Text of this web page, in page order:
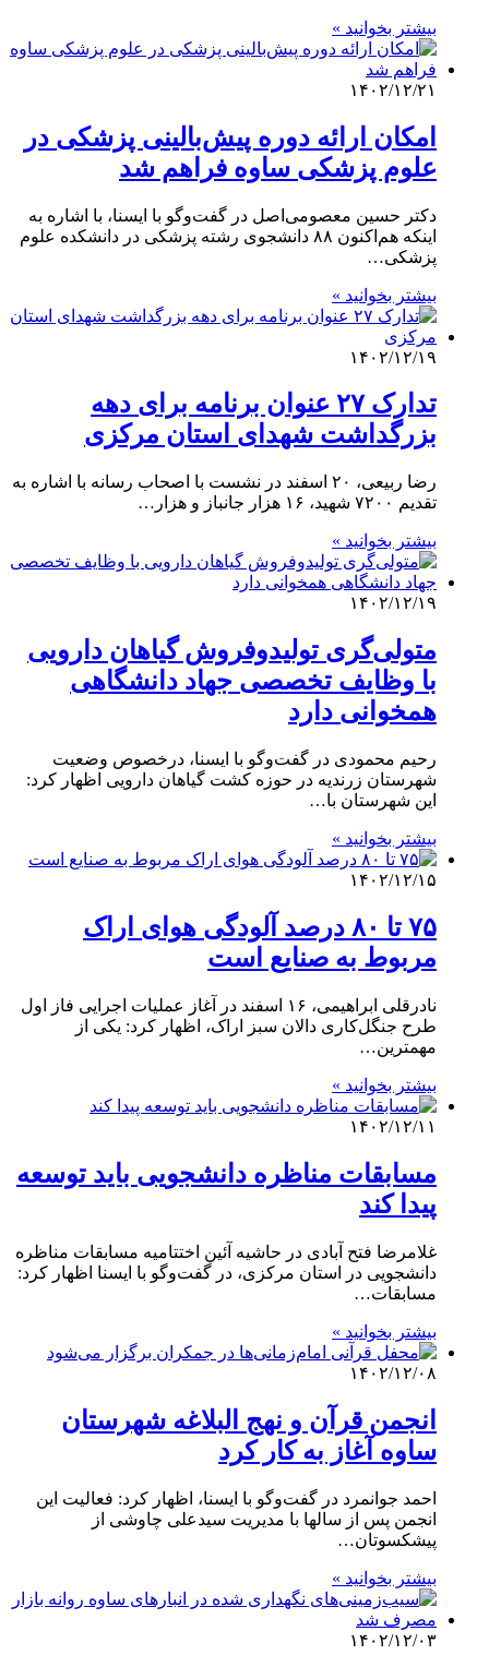
بیشتر بخوانید »
۱۴۰۲/۱۲/۲۱
امکان ارائه دوره پیش‌بالینی پزشکی در
علوم پزشکی ساوه فراهم شد
دکتر حسین معصومی‌اصل در گفت‌وگو با ایسنا، با اشاره به
اینکه هم‌اکنون ۸۸ دانشجوی رشته پزشکی در دانشکده علوم
پزشکی…
بیشتر بخوانید »
۱۴۰۲/۱۲/۱۹
تدارک ۲۷ عنوان برنامه برای دهه
بزرگداشت شهدای استان مرکزی
رضا ربیعی، ۲۰ اسفند در نشست با اصحاب رسانه با اشاره به
تقدیم ۷۲۰۰ شهید، ۱۶ هزار جانباز و هزار…
بیشتر بخوانید »
۱۴۰۲/۱۲/۱۹
متولی‌گری تولیدوفروش گیاهان دارویی
با وظایف تخصصی جهاد دانشگاهی
همخوانی دارد
رحیم محمودی در گفت‌وگو با ایسنا، درخصوص وضعیت
شهرستان زرندیه در حوزه کشت گیاهان دارویی اظهار کرد:
این شهرستان با…
بیشتر بخوانید »
۱۴۰۲/۱۲/۱۵
۷۵ تا ۸۰ درصد آلودگی هوای اراک
مربوط به صنایع است
نادرقلی ابراهیمی، ۱۶ اسفند در آغاز عملیات اجرایی فاز اول
طرح جنگل‌کاری دالان سبز اراک، اظهار کرد: یکی از
مهمترین…
بیشتر بخوانید »
۱۴۰۲/۱۲/۱۱
مسابقات مناظره دانشجویی باید توسعه
پیدا کند
غلامرضا فتح آبادی در حاشیه آئین اختتامیه مسابقات مناظره
دانشجویی در استان مرکزی، در گفت‌وگو با ایسنا اظهار کرد:
مسابقات…
بیشتر بخوانید »
۱۴۰۲/۱۲/۰۸
انجمن قرآن و نهج البلاغه شهرستان
ساوه آغاز به کار کرد
احمد جوانمرد در گفت‌وگو با ایسنا، اظهار کرد: فعالیت این
انجمن پس از سالها با مدیریت سیدعلی چاوشی از
پیشکسوتان…
بیشتر بخوانید »
۱۴۰۲/۱۲/۰۳